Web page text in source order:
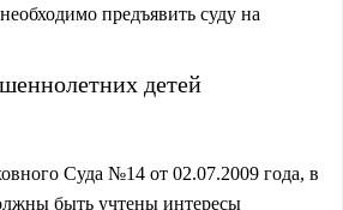
предъявить суду на
детей
Суда №14 от 02.07.2009 года, в
быть учтены интересы